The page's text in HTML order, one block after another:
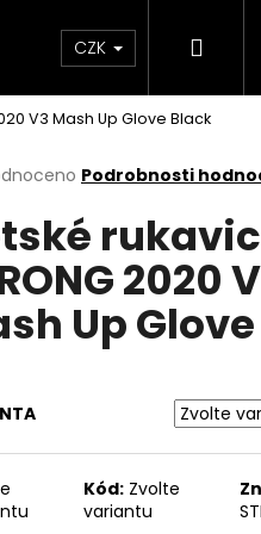
Custom stavba
CZK
V3 Mash Up Glove Black
Podrobnosti
2020
Up
Kód: Zvolte
variantu